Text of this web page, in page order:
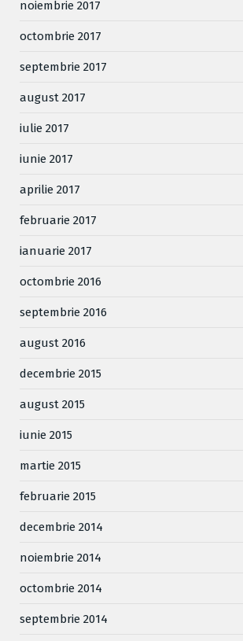
noiembrie 2017
octombrie 2017
septembrie 2017
august 2017
iulie 2017
iunie 2017
aprilie 2017
februarie 2017
ianuarie 2017
octombrie 2016
septembrie 2016
august 2016
decembrie 2015
august 2015
iunie 2015
martie 2015
februarie 2015
decembrie 2014
noiembrie 2014
octombrie 2014
septembrie 2014